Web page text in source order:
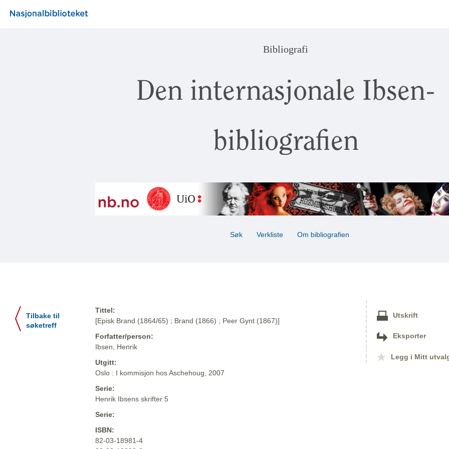
Bibliografi
Den internasjonale Ibsen-
bibliografien
Søk Verkliste Om bibliografien
Tilbake til
søketreff
Tittel:
[Episk Brand (1864/65) ; Brand (1866) ; Peer Gynt (1867)]
Forfatter/person:
Ibsen, Henrik
Utgitt:
Oslo : I kommisjon hos Aschehoug, 2007
Serie:
Henrik Ibsens skrifter 5
Serie:
ISBN:
82-03-18981-4
Utskrift
Eksporter
Legg i Mitt